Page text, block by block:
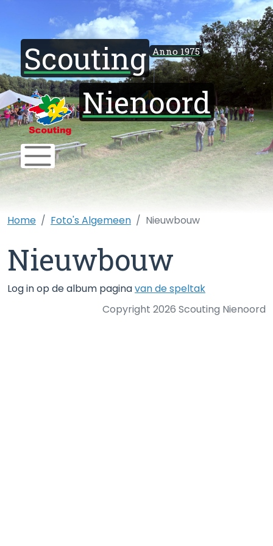
Scouting Anno 1975
Nienoord
Home Foto's Algemeen Nieuwbouw
Nieuwbouw
Log in op de album paginavan de speltak
Copyright 2026 Scouting Nienoord